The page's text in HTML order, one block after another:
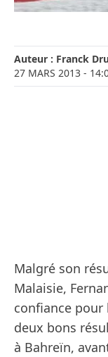
Auteur : Franck
27 MARS 2013 -
Malgré son
Malaisie,
confiance
deux bons
à Bahreïn,